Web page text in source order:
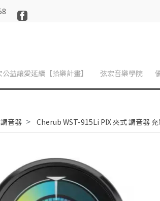
益讓愛延續【拾樂計畫】 弦宏音樂學院
調音器 Cherub WST-915Li PIX 夾式 調音器